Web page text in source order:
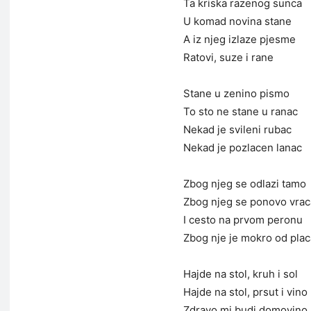
Ta kriska razenog sunca
U komad novina stane
A iz njeg izlaze pjesme
Ratovi, suze i rane
Stane u zenino pismo
To sto ne stane u ranac
Nekad je svileni rubac
Nekad je pozlacen lanac
Zbog njeg se odlazi tamo
Zbog njeg se ponovo
I cesto na prvom peronu
Zbog nje je mokro od
Hajde na stol, kruh i sol
Hajde na stol, prsut i vino